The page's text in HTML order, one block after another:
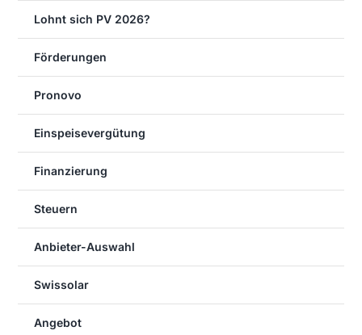
Lohnt sich PV 2026?
Förderungen
Pronovo
Einspeisevergütung
Finanzierung
Steuern
Anbieter-Auswahl
Swissolar
Angebot